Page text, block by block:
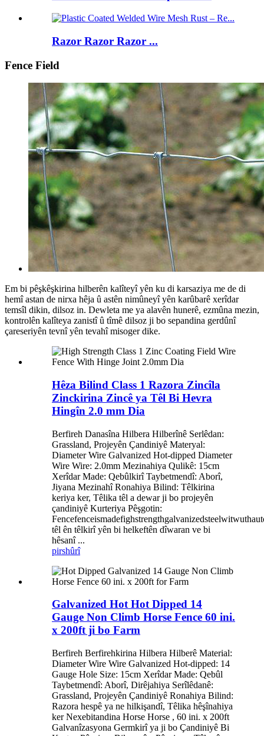
Razor Razor Razor ...
Fence Field
Em bi pêşkêşkirina hilberên kalîteyî yên ku di karsaziya me de di
hemî astan de nirxa hêja û astên nimûneyî yên karûbarê xerîdar
temsîl dikin, dilsoz in. Dewleta me ya alavên hunerê, ezmûna mezin,
kontrolên kalîteya zanistî û tîmê dilsoz ji bo sepandina gerdûnî
çareseriyên tevnî yên tevahî misoger dike.
Hêza Bilind Class 1 Razora Zincîla
Zinckirina Zincê ya Têl Bi Hevra
Hingîn 2.0 mm Dia
Berfireh Danasîna Hilbera Hilberînê Serlêdan:
Grassland, Projeyên Çandiniyê Materyal:
Diameter Wire Galvanized Hot-dipped Diameter
Wire Wire: 2.0mm Mezinahiya Qulikê: 15cm
Xerîdar Made: Qebûlkirî Taybetmendî: Aborî,
Jiyana Mezinahî Ronahiya Bilind: Têlkirina
keriya ker, Têlika têl a dewar ji bo projeyên
çandiniyê Kurteriya Pêşgotin:
têl ên têlkirî yên bi helkeftên dîwaran ve bi
hêsanî ...
pirshûrî
Galvanized Hot Hot Dipped 14
Gauge Non Climb Horse Fence 60 ini.
x 200ft ji bo Farm
Berfireh Berfirehkirina Hilbera Hilberê Material:
Diameter Wire Wire Galvanized Hot-dipped: 14
Gauge Hole Size: 15cm Xerîdar Made: Qebûl
Taybetmendî: Aborî, Dirêjahiya Serîlêdanê:
Grassland, Projeyên Çandiniyê Ronahiya Bilind:
Razora hespê ya ne hilkişandî, Têlika hêşînahiya
ker Nexebitandina Horse Horse , 60 ini. x 200ft
Galvanîzasyona Germkirî ya ji bo Çandiniyê Bi